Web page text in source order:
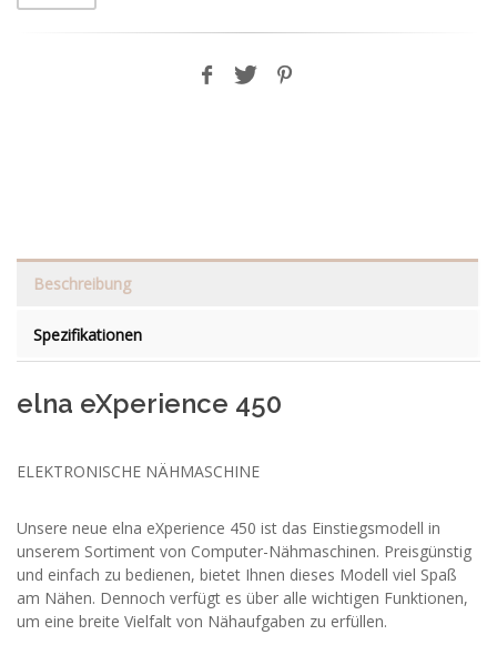
Beschreibung
Spezifikationen
elna eXperience 450
ELEKTRONISCHE NÄHMASCHINE
Unsere neue elna eXperience 450 ist das Einstiegsmodell in
unserem Sortiment von Computer-Nähmaschinen. Preisgünstig
und einfach zu bedienen, bietet Ihnen dieses Modell viel Spaß
am Nähen. Dennoch verfügt es über alle wichtigen Funktionen,
um eine breite Vielfalt von Nähaufgaben zu erfüllen.